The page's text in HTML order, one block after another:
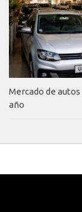
Mercado de
año